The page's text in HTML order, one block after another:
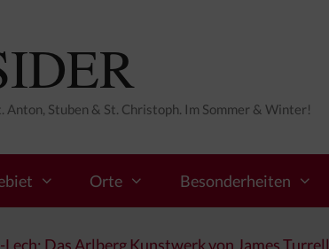
Stuben & St. Christoph. Im Sommer & Winter!
Orte Besonderheiten
Lech: Das Arlberg Kunstwerk von James Turrell